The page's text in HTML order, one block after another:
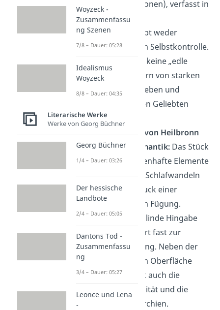
Mythos (Amazonen), verfasst in
Blankversen.
→Bruch:
Es gibt weder
Harmonie noch Selbstkontrolle.
Penthesilea ist keine „edle
Heldin“, sondern von starken
Gefühlen getrieben und
zerfleischt ihren Geliebten
Achilles.
Das Käthchen von Heilbronn
→Typisch Romantik: Das Stück
enthält märchenhafte Elemente
wie Ritterwelt, Schlafwandeln
und den Eindruck einer
schicksalhaften Fügung.
→Bruch:
Die blinde Hingabe
Käthchens führt fast zur
Selbstzerstörung. Neben der
märchenhaften Oberfläche
zeigt das Stück auch die
grausame Realität und die
sozialen Hierarchien.
Woyzeck -
Zusammenfassu
ng Szenen
7/8 – Dauer: 05:28
Idealismus
Woyzeck
8/8 – Dauer: 04:35
Literarische Werke
Werke von Georg Büchner
Georg Büchner
1/4 – Dauer: 03:26
Der hessische
Landbote
2/4 – Dauer: 05:05
Dantons Tod -
Zusammenfassu
ng
3/4 – Dauer: 05:27
Leonce und Lena
-